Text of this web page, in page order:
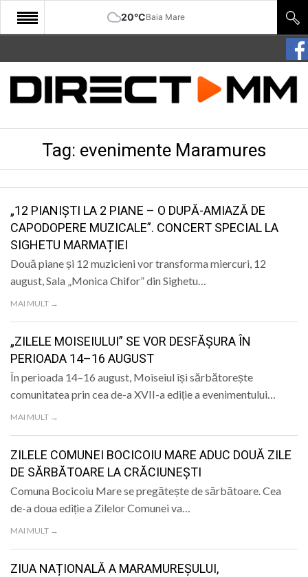
20°CBaia Mare
START
COMUNITATE
CULTURA
SANATATE
SPORT
SPECIAL
POLITIC
Tag: evenimente Maramures
„12 PIANIȘTI LA 2 PIANE – O DUPĂ-AMIAZĂ DE
CAPODOPERE MUZICALE”. CONCERT SPECIAL LA
SIGHETU MARMAȚIEI
Două piane și 12 muzicieni vor transforma miercuri, 12
august, Sala „Monica Chifor” din Sighetu…
MAI MULT →
„ZILELE MOISEIULUI” SE VOR DESFĂȘURA ÎN
PERIOADA 14–16 AUGUST
În perioada 14–16 august, Moiseiul își sărbătorește
comunitatea prin cea de-a XVII-a ediție a evenimentului…
MAI MULT →
ZILELE COMUNEI BOCICOIU MARE ADUC DOUĂ ZILE
DE SĂRBĂTOARE LA CRĂCIUNEȘTI
Comuna Bocicoiu Mare se pregătește de sărbătoare. Cea
de-a doua ediție a Zilelor Comunei va…
MAI MULT →
ZIUA NAȚIONALĂ A MARAMUREȘULUI,